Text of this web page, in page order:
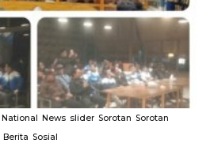
National News slider Sorotan Sorotan
Berita Sosial